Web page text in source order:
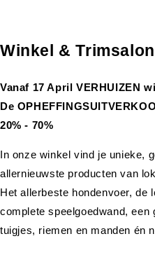
Winkel & Trimsalon
Vanaf 17 April VERHUIZEN
De
20% - 70%
In onze winkel vind je unieke,
allernieuwste producten van
Het allerbeste hondenvoer, de
complete speelgoedwand,
tuigjes, riemen en manden én